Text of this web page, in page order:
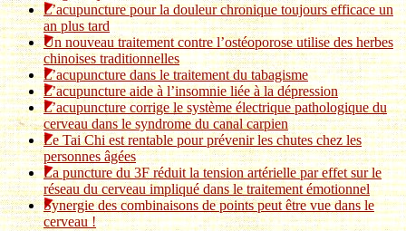
L’acupuncture pour la douleur chronique toujours efficace un
an plus tard
Un nouveau traitement contre l’ostéoporose utilise des herbes
chinoises traditionnelles
L’acupuncture dans le traitement du tabagisme
L’acupuncture aide à l’insomnie liée à la dépression
L’acupuncture corrige le système électrique pathologique du
cerveau dans le syndrome du canal carpien
Le Tai Chi est rentable pour prévenir les chutes chez les
personnes âgées
La puncture du 3F réduit la tension artérielle par effet sur le
réseau du cerveau impliqué dans le traitement émotionnel
Synergie des combinaisons de points peut être vue dans le
cerveau !